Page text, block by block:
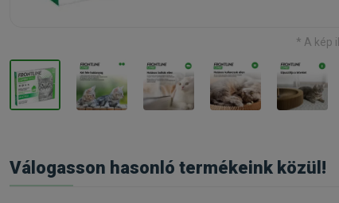
* A kép
Válogasson hasonló termékeink közül!